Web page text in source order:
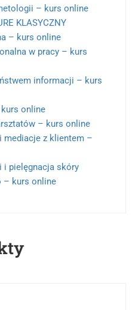
– kurs online
KLASYCZNY
– kurs online
w pracy – kurs
informacji – kurs
online
– kurs online
mediacje z klientem –
i pielęgnacja skóry
– kurs online